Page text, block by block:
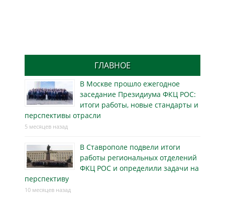
ГЛАВНОЕ
В Москве прошло ежегодное
заседание Президиума ФКЦ РОС:
итоги работы, новые стандарты и
перспективы отрасли
5 месяцев назад
В Ставрополе подвели итоги
работы региональных отделений
ФКЦ РОС и определили задачи на
перспективу
10 месяцев назад